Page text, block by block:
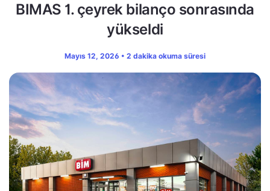
BIMAS 1. çeyrek bilanço sonrasında
yükseldi
Mayıs 12, 2026 • 2 dakika okuma süresi